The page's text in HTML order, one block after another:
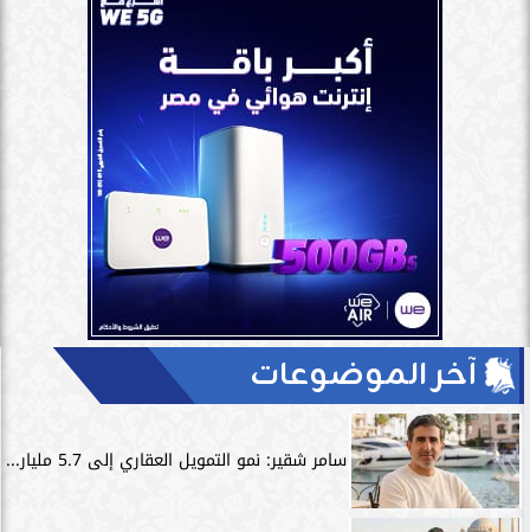
آخر الموضوعات
سامر شقير: نمو التمويل العقاري إلى 5.7 مليار...